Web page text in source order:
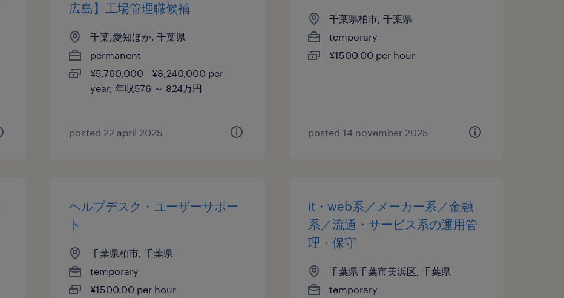
広島】工場管理職候補
千葉,愛知ほか, 千葉県
permanent
¥5,760,000 - ¥8,240,000 per
year, 年収576 ～ 824万円
posted 22 april 2025
千葉県柏市, 千葉県
temporary
¥1500.00 per hour
posted 14 november 2025
ヘルプデスク・ユーザーサポー
ト
千葉県柏市, 千葉県
temporary
¥1500.00 per hour
it・web系／メーカー系／金融
系／流通・サービス系の運用管
理・保守
千葉県千葉市美浜区, 千葉県
temporary